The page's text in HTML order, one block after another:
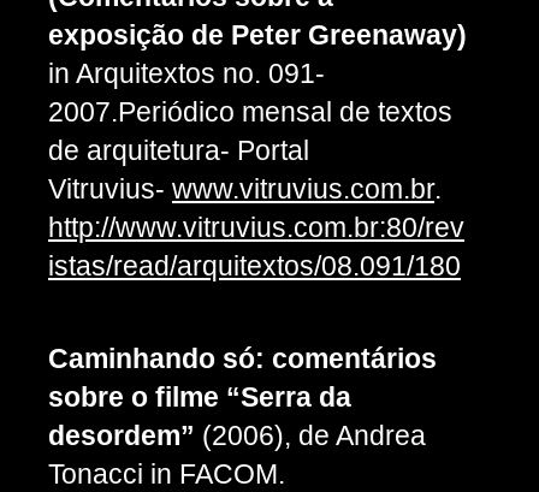
exposição de Peter Greenaway)
in Arquitextos no. 091-
2007.Periódico mensal de textos
de arquitetura- Portal
Vitruvius- www.vitruvius.com.br.
http://www.vitruvius.com.br:80/rev
istas/read/arquitextos/08.091/180
Caminhando só: comentários
sobre o filme “Serra da
desordem” (2006), de Andrea
Tonacci in FACOM.